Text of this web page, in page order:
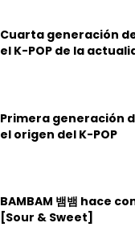
Cuarta generación
el K-POP de la
Primera generación
el origen del K-POP
BAMBAM 뱀뱀 hace
[Sour & Sweet]